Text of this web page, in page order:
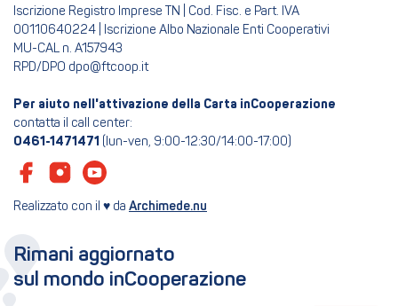
Iscrizione Registro Imprese TN | Cod. Fisc. e Part. IVA
00110640224 | Iscrizione Albo Nazionale Enti Cooperativi
MU-CAL n. A157943
RPD/DPO dpo@ftcoop.it
Per aiuto nell'attivazione della Carta inCooperazione
contatta il call center:
0461-1471471 (lun-ven, 9:00-12:30/14:00-17:00)
Realizzato con il ♥ da Archimede.nu
Rimani aggiornato
sul mondo inCooperazione